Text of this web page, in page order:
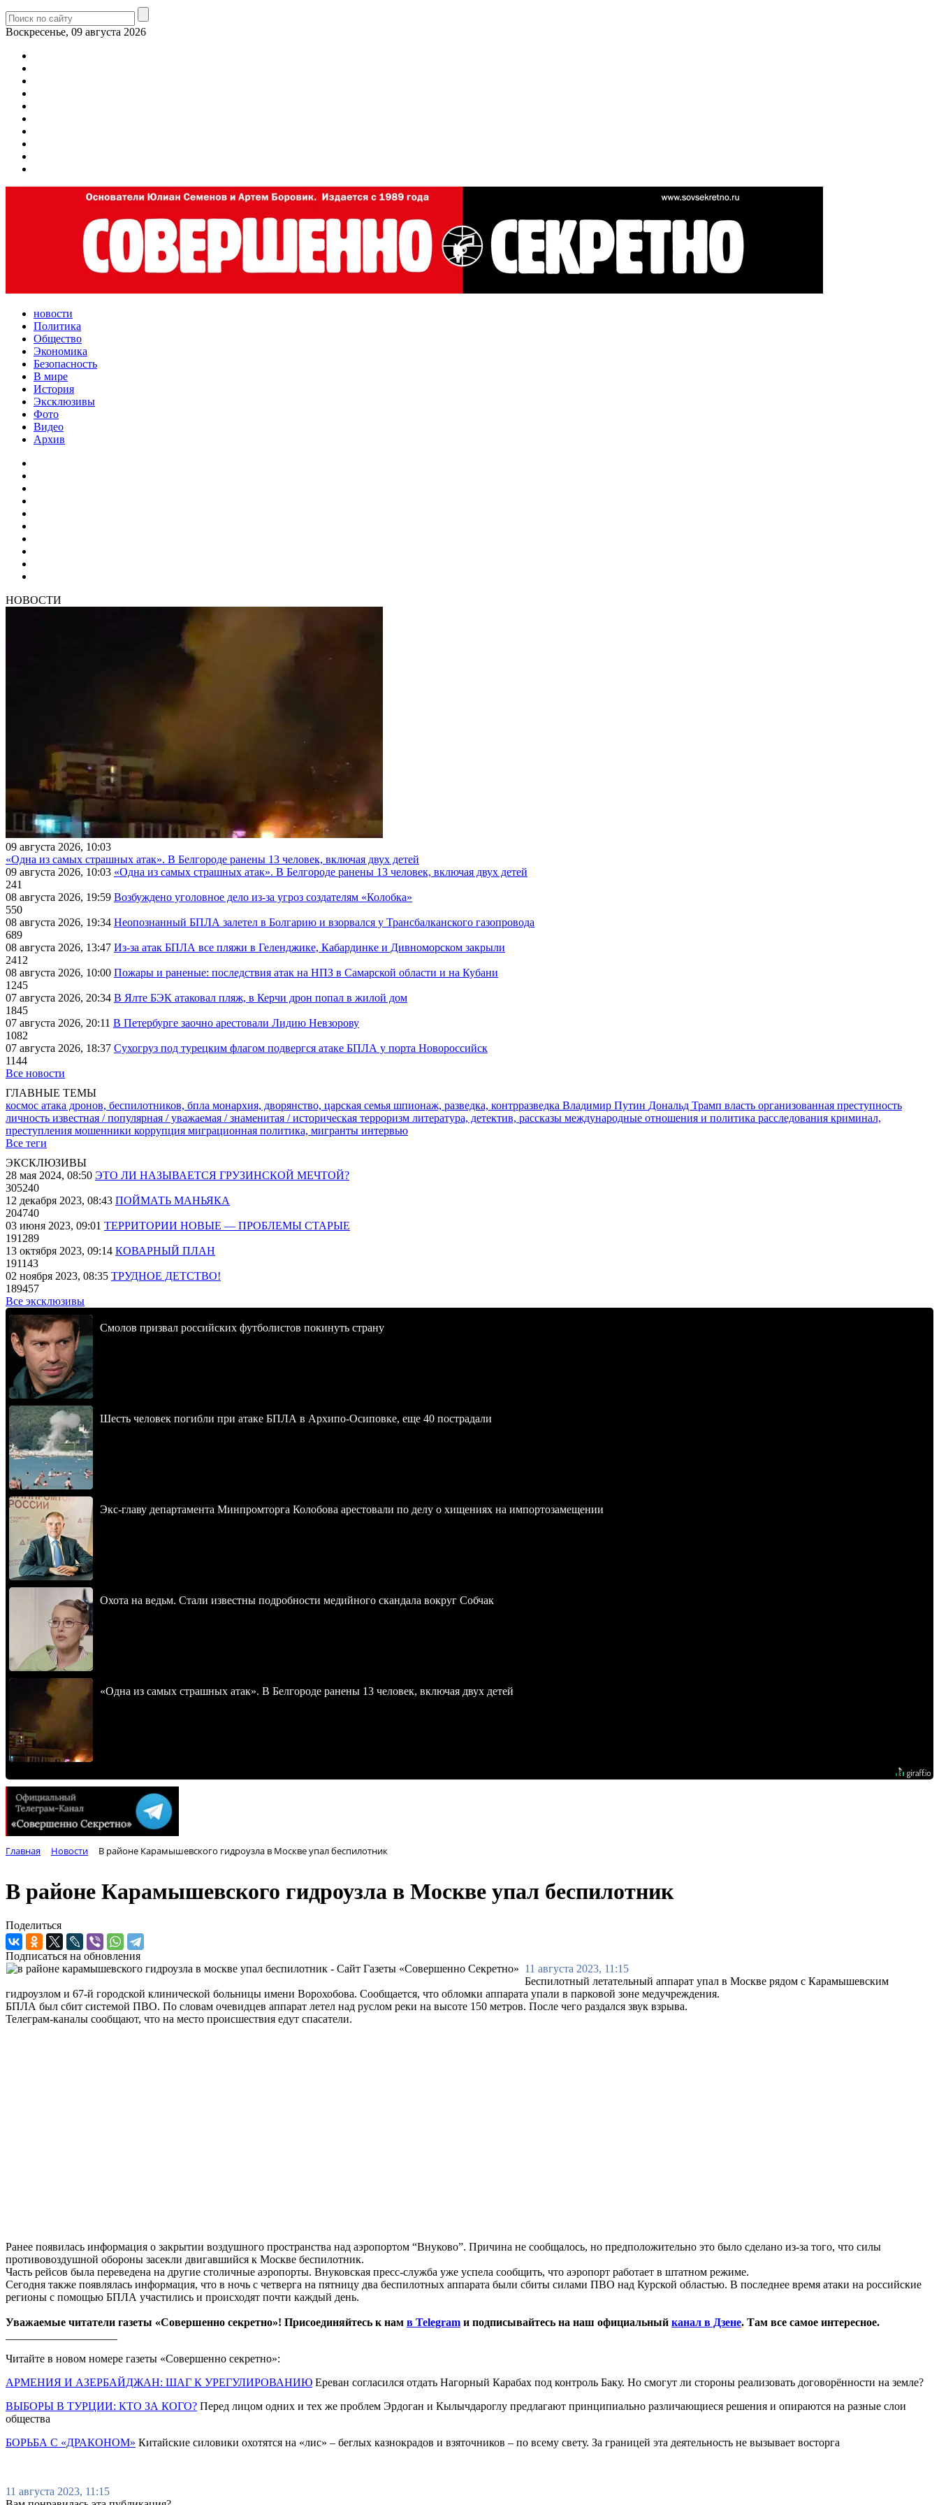
Воскресенье, 09 августа 2026
новости
Политика
Общество
Экономика
Безопасность
В мире
История
Эксклюзивы
Фото
Видео
Архив
НОВОСТИ
09 августа 2026, 10:03
«Одна из самых страшных атак». В Белгороде ранены 13 человек, включая двух детей
09 августа 2026, 10:03 «Одна из самых страшных атак». В Белгороде ранены 13 человек, включая двух детей
241
08 августа 2026, 19:59 Возбуждено уголовное дело из-за угроз создателям «Колобка»
550
08 августа 2026, 19:34 Неопознанный БПЛА залетел в Болгарию и взорвался у Трансбалканского газопровода
689
08 августа 2026, 13:47 Из-за атак БПЛА все пляжи в Геленджике, Кабардинке и Дивноморском закрыли
2412
08 августа 2026, 10:00 Пожары и раненые: последствия атак на НПЗ в Самарской области и на Кубани
1245
07 августа 2026, 20:34 В Ялте БЭК атаковал пляж, в Керчи дрон попал в жилой дом
1845
07 августа 2026, 20:11 В Петербурге заочно арестовали Лидию Невзорову
1082
07 августа 2026, 18:37 Сухогруз под турецким флагом подвергся атаке БПЛА у порта Новороссийск
1144
Все новости
ГЛАВНЫЕ ТЕМЫ
космос атака дронов, беспилотников, бпла монархия, дворянство, царская семья шпионаж, разведка, контрразведка Владимир Путин Дональд Трамп власть организованная преступность
личность известная / популярная / уважаемая / знаменитая / историческая терроризм литература, детектив, рассказы международные отношения и политика расследования криминал,
преступления мошенники коррупция миграционная политика, мигранты интервью
Все теги
ЭКСКЛЮЗИВЫ
28 мая 2024, 08:50 ЭТО ЛИ НАЗЫВАЕТСЯ ГРУЗИНСКОЙ МЕЧТОЙ?
305240
12 декабря 2023, 08:43 ПОЙМАТЬ МАНЬЯКА
204740
03 июня 2023, 09:01 ТЕРРИТОРИИ НОВЫЕ — ПРОБЛЕМЫ СТАРЫЕ
191289
13 октября 2023, 09:14 КОВАРНЫЙ ПЛАН
191143
02 ноября 2023, 08:35 ТРУДНОЕ ДЕТСТВО!
189457
Все эксклюзивы
Смолов призвал российских футболистов покинуть страну
Шесть человек погибли при атаке БПЛА в Архипо-Осиповке, еще 40 пострадали
Экс-главу департамента Минпромторга Колобова арестовали по делу о хищениях на импортозамещении
Охота на ведьм. Стали известны подробности медийного скандала вокруг Собчак
«Одна из самых страшных атак». В Белгороде ранены 13 человек, включая двух детей
Главная Новости В районе Карамышевского гидроузла в Москве упал беспилотник
В районе Карамышевского гидроузла в Москве упал беспилотник
Поделиться
Подписаться на обновления
11 августа 2023, 11:15
Беспилотный летательный аппарат упал в Москве рядом с Карамышевским
гидроузлом и 67-й городской клинической больницы имени Ворохобова. Сообщается, что обломки аппарата упали в парковой зоне медучреждения.
БПЛА был сбит системой ПВО. По словам очевидцев аппарат летел над руслом реки на высоте 150 метров. После чего раздался звук взрыва.
Телеграм-каналы сообщают, что на место происшествия едут спасатели.
Ранее появилась информация о закрытии воздушного пространства над аэропортом “Внуково”. Причина не сообщалось, но предположительно это было сделано из-за того, что силы
противовоздушной обороны засекли двигавшийся к Москве беспилотник.
Часть рейсов была переведена на другие столичные аэропорты. Внуковская пресс-служба уже успела сообщить, что аэропорт работает в штатном режиме.
Сегодня также появлялась информация, что в ночь с четверга на пятницу два беспилотных аппарата были сбиты силами ПВО над Курской областью. В последнее время атаки на российские
регионы с помощью БПЛА участились и происходят почти каждый день.
Уважаемые читатели газеты «Совершенно секретно»! Присоединяйтесь к нам в Telegram и подписывайтесь на наш официальный канал в Дзене. Там все самое интересное.
Читайте в новом номере газеты «Совершенно секретно»:
АРМЕНИЯ И АЗЕРБАЙДЖАН: ШАГ К УРЕГУЛИРОВАНИЮ Ереван согласился отдать Нагорный Карабах под контроль Баку. Но смогут ли стороны реализовать договорённости на земле?
ВЫБОРЫ В ТУРЦИИ: КТО ЗА КОГО? Перед лицом одних и тех же проблем Эрдоган и Кылычдароглу предлагают принципиально различающиеся решения и опираются на разные слои
общества
БОРЬБА С «ДРАКОНОМ» Китайские силовики охотятся на «лис» – беглых казнокрадов и взяточников – по всему свету. За границей эта деятельность не вызывает восторга
11 августа 2023, 11:15